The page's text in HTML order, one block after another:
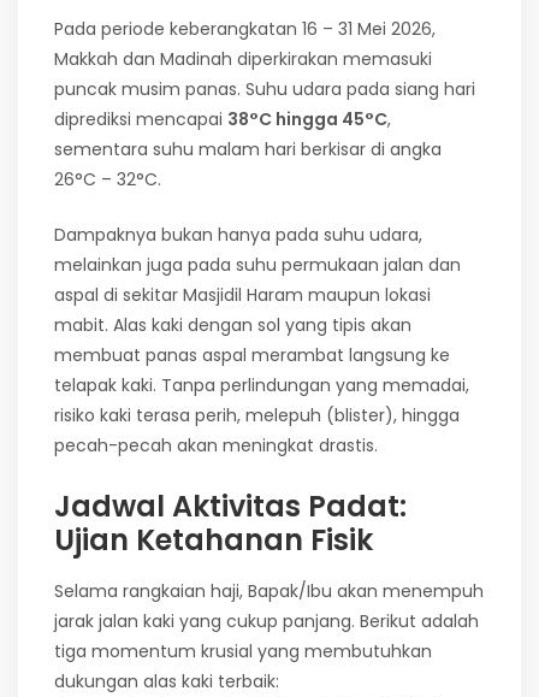
Pada periode keberangkatan 16 – 31 Mei 2026,
Makkah dan Madinah diperkirakan memasuki
puncak musim panas. Suhu udara pada siang hari
diprediksi mencapai 38°C hingga 45°C,
sementara suhu malam hari berkisar di angka
26°C – 32°C.
Dampaknya bukan hanya pada suhu udara,
melainkan juga pada suhu permukaan jalan dan
aspal di sekitar Masjidil Haram maupun lokasi
mabit. Alas kaki dengan sol yang tipis akan
membuat panas aspal merambat langsung ke
telapak kaki. Tanpa perlindungan yang memadai,
risiko kaki terasa perih, melepuh (blister), hingga
pecah-pecah akan meningkat drastis.
Jadwal Aktivitas Padat:
Ujian Ketahanan Fisik
Selama rangkaian haji, Bapak/Ibu akan menempuh
jarak jalan kaki yang cukup panjang. Berikut adalah
tiga momentum krusial yang membutuhkan
dukungan alas kaki terbaik: